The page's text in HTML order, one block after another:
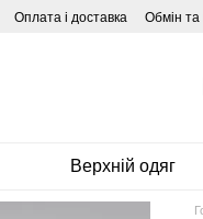
Оплата і доставка Обмін
Верхній одяг